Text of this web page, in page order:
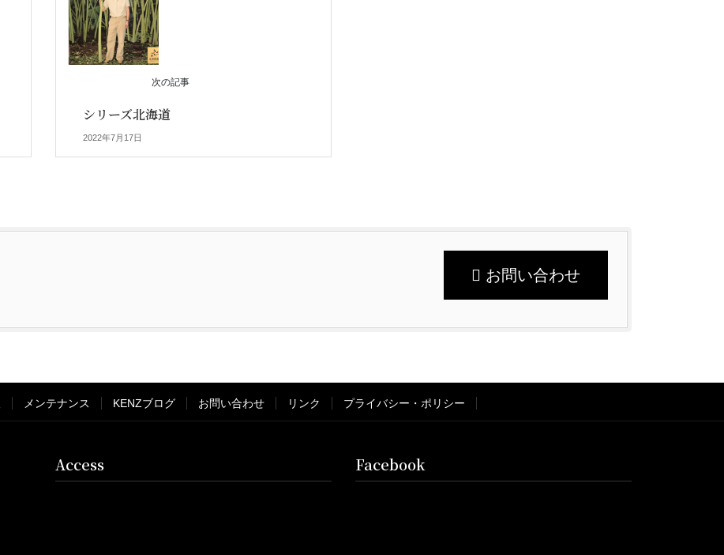
次の記事
シリーズ北海道
2022年7月17日
お問い合わせ
メンテナンス KENZブログ お問い合わせ リンク プライバシー・ポリシー
Access Facebook